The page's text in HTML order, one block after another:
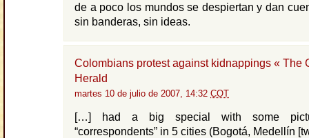
de a poco los mundos se despiertan y dan
sin banderas, sin ideas.
Colombians protest against kidnappings « The
Herald
martes 10 de julio de 2007, 14:32 COT
[…] had a big special with some
“correspondents” in 5 cities (Bogotá, Medellín